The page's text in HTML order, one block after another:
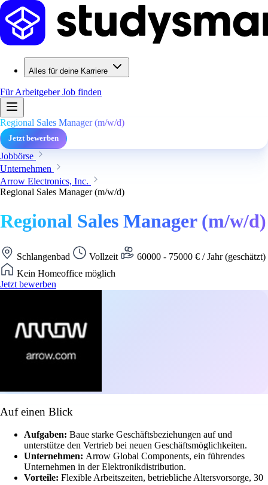
Alles für deine Karriere
Für ArbeitgeberJob finden
Regional Sales Manager (m/w/d)
Jetzt bewerben
Jobbörse
Unternehmen
Arrow Electronics, Inc.
Regional Sales Manager (m/w/d)
Regional Sales Manager (m/w/d)
Schlangenbad Vollzeit
60000 - 75000 € / Jahr (geschätzt)
Kein Homeoffice möglich
Jetzt bewerben
Auf einen Blick
Aufgaben: Baue starke Geschäftsbeziehungen auf und
unterstütze den Vertrieb bei neuen Geschäftsmöglichkeiten.
Unternehmen: Arrow Global Components, ein führendes
Unternehmen in der Elektronikdistribution.
Vorteile: Flexible Arbeitszeiten, betriebliche Altersvorsorge, 30